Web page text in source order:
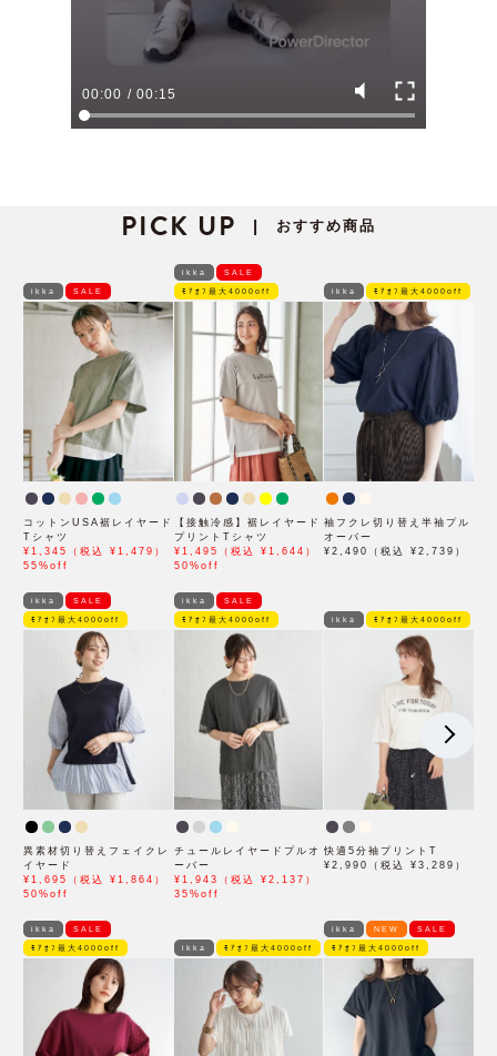
00:00 / 00:15
PICK UP | おすすめ商品
ikka SALE
コットンUSA裾レイヤード
Tシャツ
¥1,345（税込 ¥1,479）
55%off
ikka SALE
ﾓｱｵﾌ最大4000off
【接触冷感】裾レイヤード
プリントTシャツ
¥1,495（税込 ¥1,644）
50%off
ikka ﾓｱｵﾌ最大4000off
袖フクレ切り替え半袖プル
オーバー
¥2,490（税込 ¥2,739）
ikka SALE
ﾓｱｵﾌ最大4000off
異素材切り替えフェイクレ
イヤード
¥1,695（税込 ¥1,864）
50%off
ikka SALE
ﾓｱｵﾌ最大4000off
チュールレイヤードプルオ
ーバー
¥1,943（税込 ¥2,137）
35%off
ikka ﾓｱｵﾌ最大4000off
快適5分袖プリントT
¥2,990（税込 ¥3,289）
ikka SALE
ﾓｱｵﾌ最大4000off ikka ﾓｱｵﾌ最大4000off
ikka NEW SALE
ﾓｱｵﾌ最大4000off